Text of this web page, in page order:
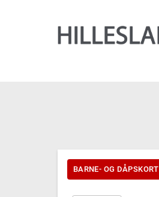
BARNE- OG DÅPSKORT